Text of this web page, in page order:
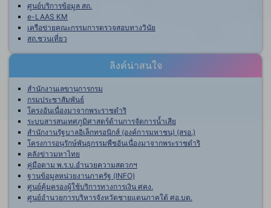
ศูนย์บริการข้อมูล สถ.
e-LAAS KM
เครือข่ายคณะกรรมการตรวจสอบทางวินัย
สถ.ชวนเที่ยว
ลิงค์น่าสนใจ
สำนักงานเลขานุการกรม
กรมประชาสัมพันธ์
โครงอันเนื่องมาจากพระราชดำริ
ระบบสารสนเทศภูมิศาสตร์ด้านการจัดการน้ำเสีย
สำนักงานรัฐบาลอิเล็กทรอนิกส์ (องค์การมหาชน) (สรอ.)
โครงการอนุรักษ์พันธุกรรมพืชอันเนื่องมาจากพระราชดำริ
คลังข่าวมหาไทย
คู่มือตาม พ.ร.บ.อำนวยความสดวกฯ
ฐานข้อมูลหน่วยงานภาครัฐ (INFO)
ศูนย์คุ้มครองผู้ใช้บริการทางการเงิน ศคง.
ศูนย์อำนวยการบริหารจังหวัดชายแดนภาคใต้ ศอ.บต.